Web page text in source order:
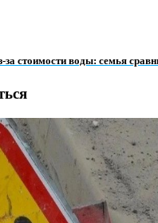
стоимости воды: семья